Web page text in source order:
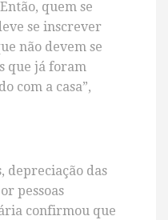
quem se
se inscrever
não devem se
que já foram
com a casa”,
depreciação das
pessoas
confirmou que